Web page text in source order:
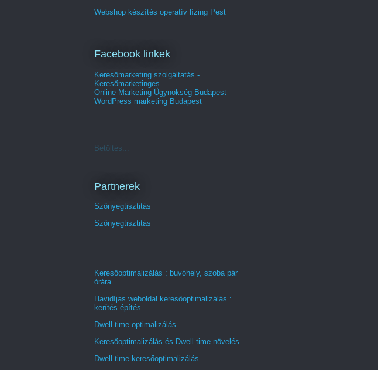
Webshop készítés operatív lízing Pest
Facebook linkek
Keresőmarketing szolgáltatás -
Keresőmarketinges
Online Marketing Ügynökség‎ Budapest
WordPress marketing Budapest
Betöltés...
Partnerek
Szőnyegtisztitás
Szőnyegtisztitás
Keresőoptimalizálás : buvóhely, szoba pár
órára
Havidíjas weboldal keresőoptimalizálás :
kerítés építés
Dwell time optimalizálás
Keresőoptimalizálás és Dwell time növelés
Dwell time keresőoptimalizálás